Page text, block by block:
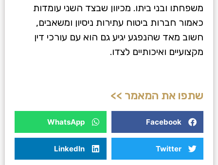
משפחתו ובני ביתו. מכיוון שבצד השני עומדות
כאמור חברות ביטוח עתירות ניסיון ומשאבים,
חשוב מאד שהנפגע יגיע גם הוא עם עורכי דין
מקצועיים ואיכותיים לצדו.
שתפו את המאמר >>
Facebook
WhatsApp
Twitter
LinkedIn